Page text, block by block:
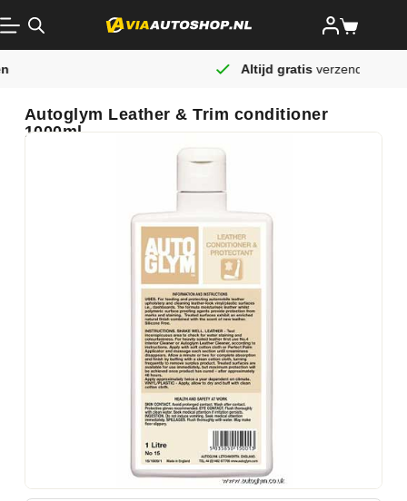
verzending
Autoglym Leather & Trim conditioner
1000ml